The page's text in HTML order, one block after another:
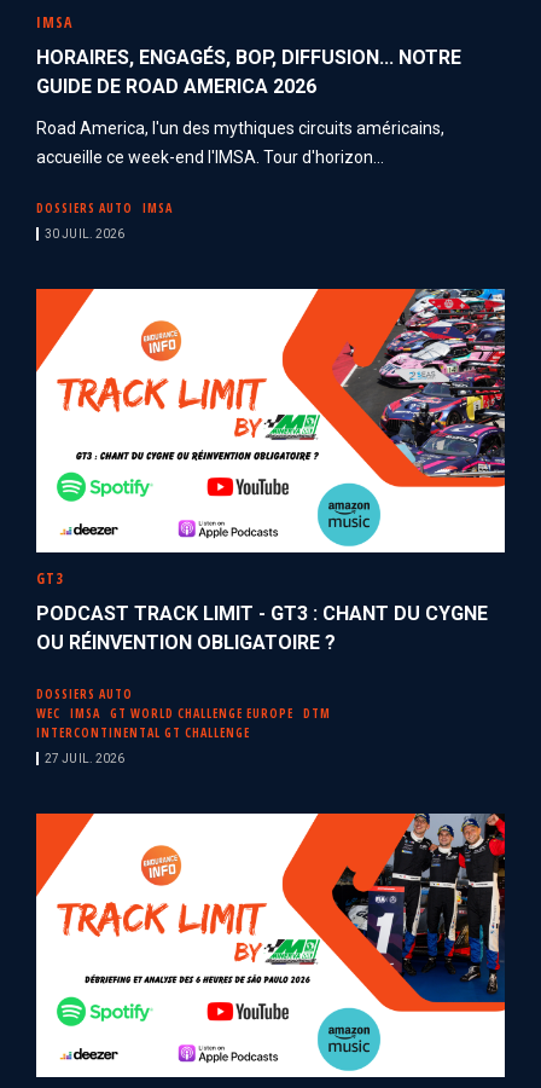
IMSA
HORAIRES, ENGAGÉS, BOP, DIFFUSION... NOTRE
GUIDE DE ROAD AMERICA 2026
Road America, l'un des mythiques circuits américains,
accueille ce week-end l'IMSA. Tour d'horizon...
DOSSIERS AUTO IMSA
30 JUIL. 2026
GT3
PODCAST TRACK LIMIT - GT3 : CHANT DU CYGNE
OU RÉINVENTION OBLIGATOIRE ?
DOSSIERS AUTO
WEC
IMSA GT WORLD CHALLENGE EUROPE
DTM
INTERCONTINENTAL GT CHALLENGE
27 JUIL. 2026